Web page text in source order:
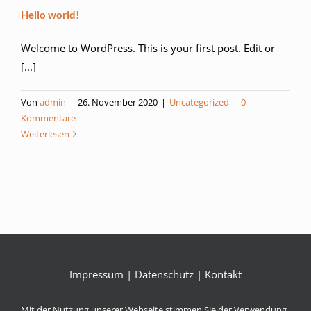
Hello world!
Welcome to WordPress. This is your first post. Edit or
[...]
Von admin | 26. November 2020 | Uncategorized | 0
Kommentare
Weiterlesen
Impressum | Datenschutz | Kontakt